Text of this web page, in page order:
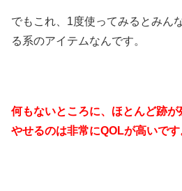
でもこれ、1度使ってみるとみん
る系のアイテムなんです。
何もないところに、ほとんど跡
やせるのは非常にQOLが高いです